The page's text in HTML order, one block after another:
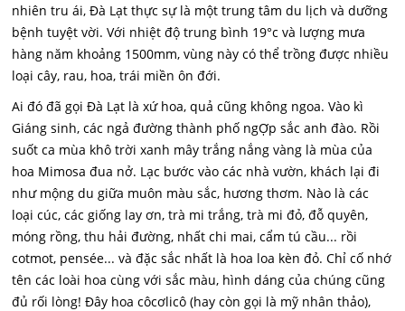
nhiên tru ái, Đà Lạt thực sự là một trung tâm du lịch và dưỡng
bệnh tuyệt vời. Với nhiệt độ trung bình 19°c và lượng mưa
hàng năm khoảng 1500mm, vùng này có thể trồng được nhiều
loại cây, rau, hoa, trái miền ôn đới.
Ai đó đã gọi Đà Lạt là xứ hoa, quả cũng không ngoa. Vào kì
Giáng sinh, các ngả đường thành phố ngỢp sắc anh đào. Rồi
suốt ca mùa khô trời xanh mây trắng nắng vàng là mùa của
hoa Mimosa đua nở. Lạc bước vào các nhà vườn, khách lại đi
như mộng du giữa muôn màu sắc, hương thơm. Nào là các
loại cúc, các giống lay ơn, trà mi trắng, trà mi đỏ, đỗ quyên,
móng rồng, thu hải đường, nhất chi mai, cẩm tú cầu... rồi
cotmot, pensée... và đặc sắc nhất là hoa loa kèn đỏ. Chỉ cố nhớ
tên các loài hoa cùng với sắc màu, hình dáng của chúng cũng
đủ rối lòng! Đây hoa côcơlicô (hay còn gọi là mỹ nhân thảo),